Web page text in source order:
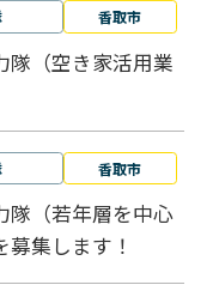
香取市
隊（空き家活用業
香取市
隊（若年層を中心
集します！